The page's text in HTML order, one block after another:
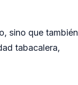
sino que también
tabacalera,